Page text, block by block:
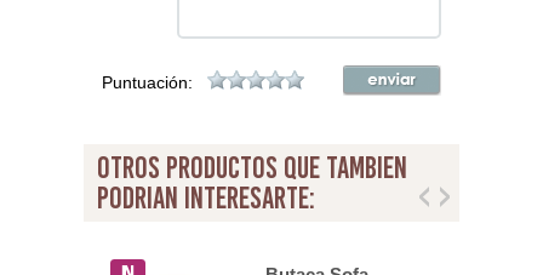
Puntuación:
otros productos que tambien
podrian interesarte: